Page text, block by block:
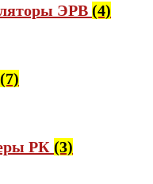
ЭРВ (4)
(7)
РК (3)